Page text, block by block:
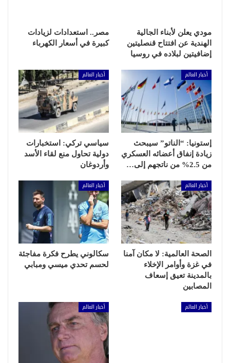
مودي يعلن لأبناء الجالية
الهندية عن افتتاح قنصليتين
إضافيتين لبلاده في روسيا
مصر.. استعدادات لزيادات
كبيرة في أسعار الكهرباء
أخبار العالم
إستونيا: “الناتو” سيبحث
زيادة إنفاق أعضائه العسكري
من 2.5% من ناتجهم إلى…
أخبار العالم
سياسي تركي: استخبارات
دولية تحاول منع لقاء الأسد
وأردوغان
أخبار العالم
الصحة العالمية: لا مكان آمنا
في غزة وأوامر الإخلاء
بالمدينة تعيق إسعاف
المصابين
أخبار العالم
سكالوني يطرح فكرة مفاجئة
لحسم تحدي ميسي ومبابي
أخبار العالم أخبار العالم